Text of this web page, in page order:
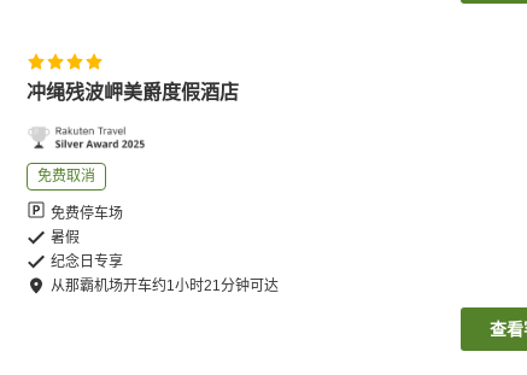
冲绳残波岬美爵度假酒店
免费取消
免费停车场
暑假
纪念日专享
从那霸机场开车约1小时21分钟可达
查看